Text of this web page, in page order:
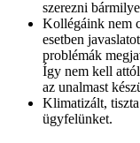
szerezni
Kollégáink nem
esetben
problémák
Így nem kell
az unalmast
Klimatizált,
ügyfelünket.